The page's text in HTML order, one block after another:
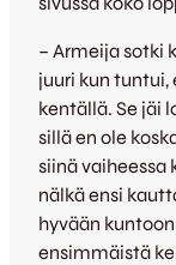
– Armeija sotki
juuri kun tuntui,
kentällä. Se jäi
sillä en ole
siinä vaiheessa
nälkä ensi
hyvään
ensimmäistä